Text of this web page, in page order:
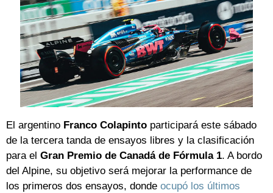
El argentino Franco Colapinto participará este sábado
de la tercera tanda de ensayos libres y la clasificación
para el Gran Premio de Canadá de Fórmula 1. A bordo
del Alpine, su objetivo será mejorar la performance de
los primeros dos ensayos, donde ocupó los últimos